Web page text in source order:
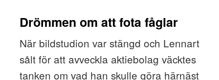
Drömmen om att fota fåglar
När bildstudion var stängd och Lennart
sålt för att avveckla aktiebolag väcktes
tanken om vad han skulle göra härnäst